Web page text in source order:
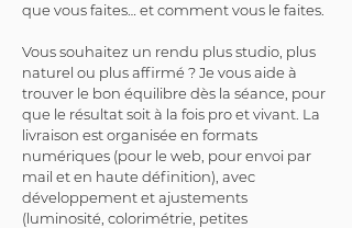
que vous faites… et comment vous le faites.
Vous souhaitez un rendu plus studio, plus
naturel ou plus affirmé ? Je vous aide à
trouver le bon équilibre dès la séance, pour
que le résultat soit à la fois pro et vivant. La
livraison est organisée en formats
numériques (pour le web, pour envoi par
mail et en haute définition), avec
développement et ajustements
(luminosité, colorimétrie, petites